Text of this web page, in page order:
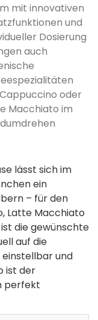
mit innovativen
und
Dosierung
auch
oder
Macchiato im
lässt sich im
ein
– für den
Latte Macchiato
die gewünschte
auf die
und
ist der
perfekt